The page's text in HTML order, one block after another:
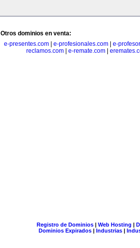
Otros dominios en venta:
e-presentes.com
e-profesionales.com
e-
reclamos.com
e-remate.com
Registro de Dominios| Web Hosting |
Dominios Expirados | Industrias |